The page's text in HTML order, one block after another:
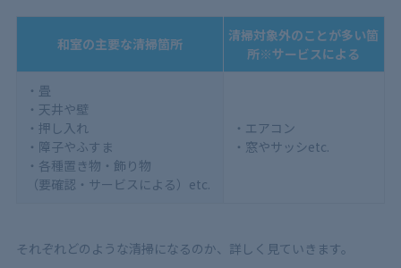
和室の主要な清掃箇所
清掃対象外のことが多い箇
所※サービスによる
・畳
・天井や壁
・押し入れ
・障子やふすま
・各種置き物・飾り物
（要確認・サービスによる）etc.
・エアコン
・窓やサッシetc.
それぞれどのような清掃になるのか、詳しく見ていきます。